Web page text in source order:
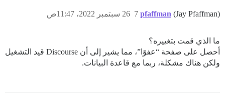
pfaffman (Jay Pfaffman) 26 سبتمبر 2022، 11:47ص 7
ما الذي قمت بتغييره؟
أحصل على صفحة “عفوًا”، مما يشير إلى أن Discourse قيد التشغيل
ولكن هناك مشكلة، ربما مع قاعدة البيانات.